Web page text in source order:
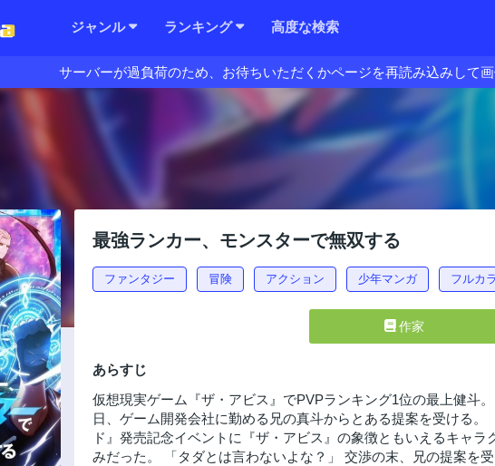
ジャンル ランキング 高度な検索
サーバーが過負荷のため、お待ちいただくかページを再読み込みして
最強ランカー、モンスターで無双する
ファンタジー 冒険 アクション 少年マンガ フルカ
作家
あらすじ
仮想現実ゲーム『ザ・アビス』でPVPランキング1位の最上健斗
日、ゲーム開発会社に勤める兄の真斗からとある提案を受ける
ド』発売記念イベントに『ザ・アビス』の象徴ともいえるキャ
みだった。 「タダとは言わないよな？」 交渉の末、兄の提案を